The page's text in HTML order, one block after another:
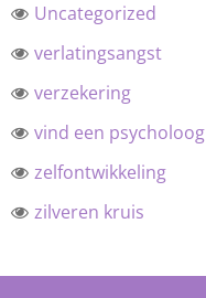
Uncategorized
verlatingsangst
verzekering
vind een psycholoog
zelfontwikkeling
zilveren kruis